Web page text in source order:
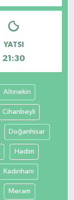
YATSI
21:30
Altınekin
Cihanbeyli
Doğanhisar
Hadim
Kadınhanı
Meram